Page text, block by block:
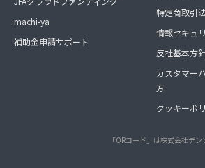
machi-ya
補助金申請サポート
特定商取引
情報セキュ
反社基本方
カスタマー
方
クッキーポ
「QRコード」は株式会社デ